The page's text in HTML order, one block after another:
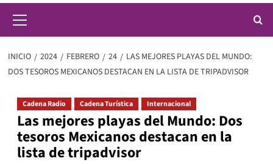
principal
INICIO 2024 FEBRERO 24
LAS MEJORES PLAYAS DEL MUNDO:
DOS TESOROS MEXICANOS DESTACAN EN LA LISTA DE TRIPADVISOR
Cadena Radio Cadena Turística Internacional
Las mejores playas del Mundo: Dos
tesoros Mexicanos destacan en la
lista de tripadvisor